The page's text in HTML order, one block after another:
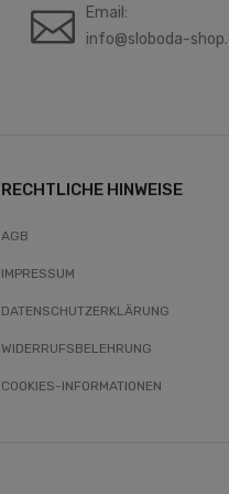
Email:
info@sloboda-
RECHTLICHE HINWEISE
AGB
IMPRESSUM
DATENSCHUTZERKLÄRUNG
WIDERRUFSBELEHRUNG
COOKIES-INFORMATIONEN